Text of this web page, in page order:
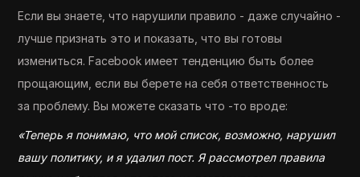
Если вы знаете, что нарушили правило - даже случайно -
лучше признать это и показать, что вы готовы
измениться. Facebook имеет тенденцию быть более
прощающим, если вы берете на себя ответственность
за проблему. Вы можете сказать что -то вроде:
«Теперь я понимаю, что мой список, возможно, нарушил
вашу политику, и я удалил пост. Я рассмотрел правила